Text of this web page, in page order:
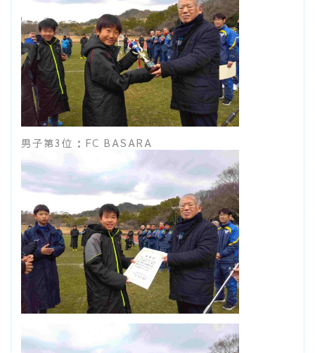
男子第3位：FC BASARA